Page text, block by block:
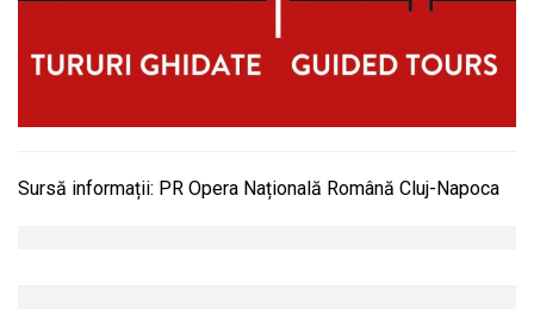
Sursă informații: PR Opera Națională Română Cluj-Napoca